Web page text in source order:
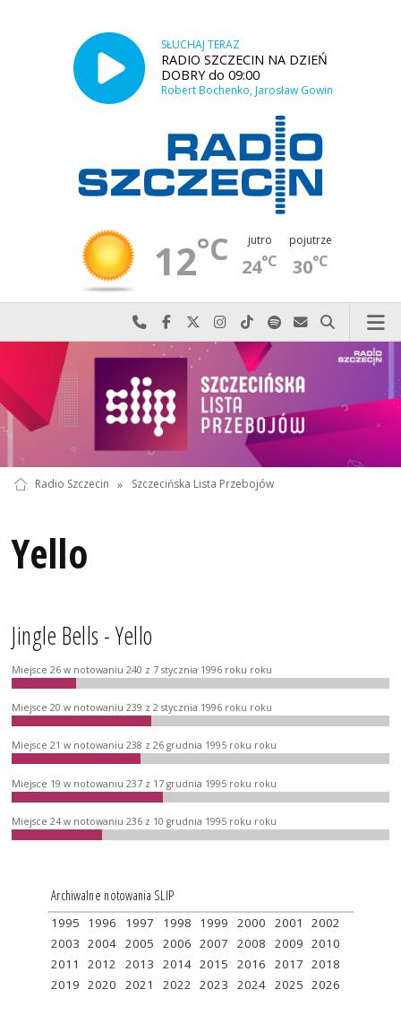
SŁUCHAJ TERAZ
RADIO SZCZECIN NA DZIEŃ
DOBRY do 09:00
Robert Bochenko, Jarosław Gowin
12°C jutro
24°C
pojutrze
30°C
Najlepiej po prostu do nas zadzwoń
Odwiedź nas na Facebook-u
Odwiedź nas na X
Odwiedź nas na Instagram-ie
Odwiedź nas na TikTok-u
Szukaj nas na Spotify
Wyślij do nas
Szukaj
Radio Szczecin » Szczecińska Lista Przebojów
Yello
Jingle Bells - Yello
Miejsce 26 w notowaniu 240 z 7 stycznia 1996 roku roku
Miejsce 20 w notowaniu 239 z 2 stycznia 1996 roku roku
Miejsce 21 w notowaniu 238 z 26 grudnia 1995 roku roku
Miejsce 19 w notowaniu 237 z 17 grudnia 1995 roku roku
Miejsce 24 w notowaniu 236 z 10 grudnia 1995 roku roku
Archiwalne notowania SLIP
1995 1996 1997 1998 1999 2000 2001
2002
2003 2004 2005 2006 2007 2008 2009 2010
2011
2012 2013 2014 2015 2016 2017 2018
2019 2020 2021 2022 2023 2024 2025 2026